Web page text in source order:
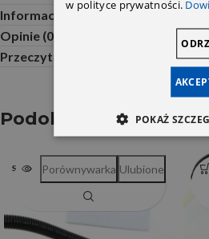
Informacje dodatkowe
Opinie (0)
Przeczytaj Przed Zakupem
Podobne produkty
SOLD OUTPorównywarka Ulubione
w polityce prywatności.
POKAŻ